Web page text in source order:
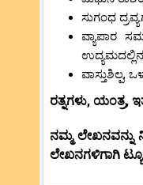
ಸುಗಂಧ
ವ್ಯಾಪಾರ
ಉದ್ಯಮದಲ್ಲಿನ
ವಾಸ್ತುಶಿಲ್ಪ,
ರತ್ನಗಳು, ಯಂತ್ರ,
ನಮ್ಮ ಲೇಖನವನ್ನು
ಲೇಖನಗಳಿಗಾಗಿ